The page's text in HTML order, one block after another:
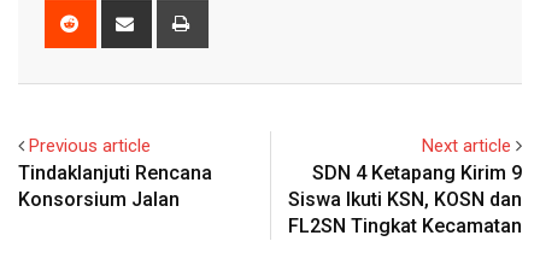
Reddit
Share
Previous article
Tindaklanjuti Rencana
Konsorsium Jalan
Next article
SDN 4 Ketapang Kirim 9
Siswa Ikuti KSN, KOSN dan
FL2SN Tingkat Kecamatan